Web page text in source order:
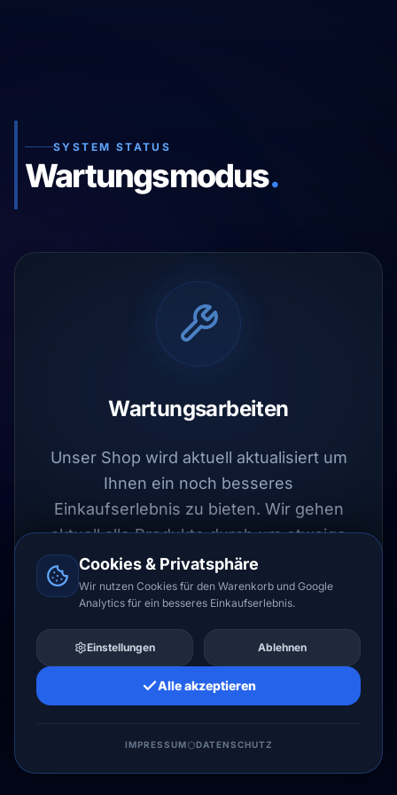
SYSTEM STATUS
Wartungsmodus.
Wartungsarbeiten
Unser Shop wird aktuell aktualisiert um
Ihnen ein noch besseres
Einkaufserlebnis zu bieten. Wir gehen
aktuell alle Produkte durch um etwaige
Fehler auszuschließen.
LIZENZHERO LTD
Cookies & Privatsphäre
Wir nutzen Cookies für den Warenkorb und Google
Analytics für ein besseres Einkaufserlebnis.
Einstellungen Ablehnen
Alle akzeptieren
IMPRESSUM DATENSCHUTZ